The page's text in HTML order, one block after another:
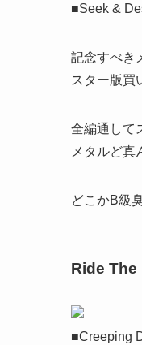
■Seek &
記念すべき
スター版買
全編通して
メタルど真
どこかB級
Ride
■Creeping